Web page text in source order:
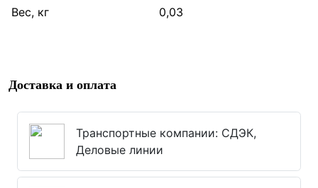
Вес, кг
0,03
Доставка и оплата
Транспортные компании: СДЭК,
Деловые линии